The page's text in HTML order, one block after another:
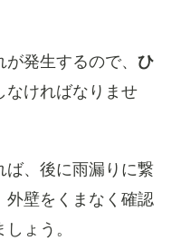
発生するので、 ひ
なければなりませ
ば、後に雨漏りに繋
外壁をくまなく確認
ょう。